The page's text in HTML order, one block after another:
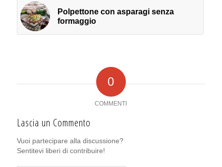
Polpettone con asparagi senza
formaggio
0
COMMENTI
Lascia un Commento
Vuoi partecipare alla discussione?
Sentitevi liberi di contribuire!